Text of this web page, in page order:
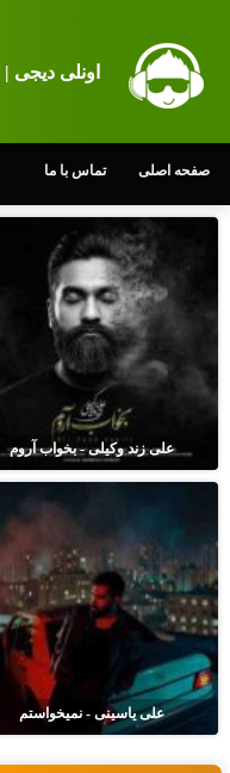
اونلی
صفحه اصلی تماس با ما
علی زند وکیلی - بخواب آروم
علی یاسینی - نمیخواستم